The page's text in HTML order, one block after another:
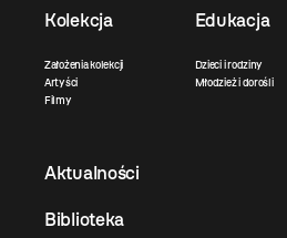
Kolekcja
Założenia kolekcji
Artyści
Filmy
Edukacja
Dzieci i rodziny
Młodzież i dorośli
Aktualności
Biblioteka